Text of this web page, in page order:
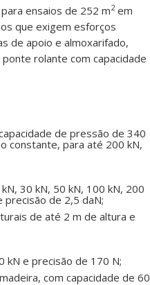
ensaios de 252 m2em
que exigem esforços
de apoio e almoxarifado,
rolante com capacidade
de pressão de 340
constante, para até 200 kN,
30 kN, 50 kN, 100 kN, 200
precisão de 2,5 daN;
de até 2 m de altura e
kN e precisão de 170 N;
com capacidade de 60